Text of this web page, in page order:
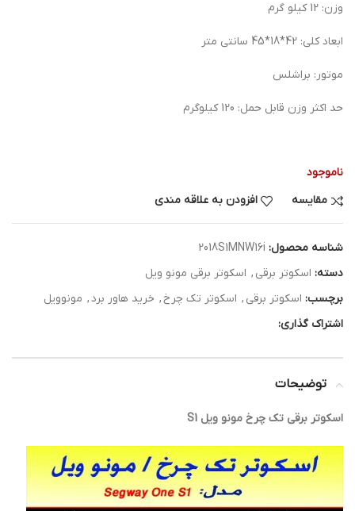
وزن: 12 کیلو گرم
ابعاد کلی: 42*18*45 سانتی متر
موتور: براشلس
حد اکثر وزن قابل حمل: 120 کیلوگرم
ناموجود
مقایسه
افزودن به علاقه مندی
شناسه محصول: 2018S1MNW16i
دسته: اسکوتر برقی , اسکوتر برقی مونو ویل
برچسب: اسکوتر برقی , اسکوتر تک چرخ, خرید هاور برد, مونوویل
اشتراک گذاری:
توضیحات
اسکوتر برقی تک چرخ مونو ویل S1